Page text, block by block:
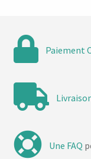
Paiement
Une FAQ